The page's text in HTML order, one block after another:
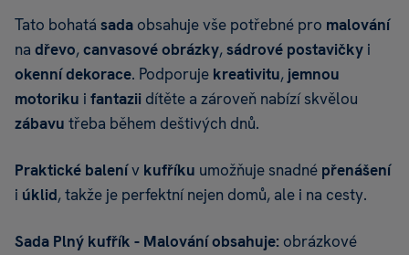
Tato bohatá sada obsahuje vše potřebné pro malování
na dřevo,canvasovéobrázky,sádrové postavičky i
okennídekorace. Podporuje kreativitu, jemnou
motoriku i fantazii dítěte a zároveň nabízí skvělou
zábavu třeba během deštivých dnů.
Praktické balenív kufříku umožňuje snadné přenášení
i úklid, takže je perfektní nejen domů, ale i na cesty.
Sada Plný kufřík - Malování obsahuje: obrázkové